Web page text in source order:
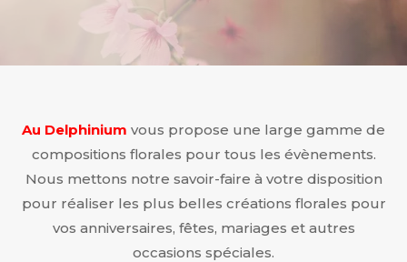
Au Delphinium vous propose une large gamme de
compositions florales pour tous les évènements.
Nous mettons notre savoir-faire à votre disposition
pour réaliser les plus belles créations florales pour
vos anniversaires, fêtes, mariages et autres
occasions spéciales.